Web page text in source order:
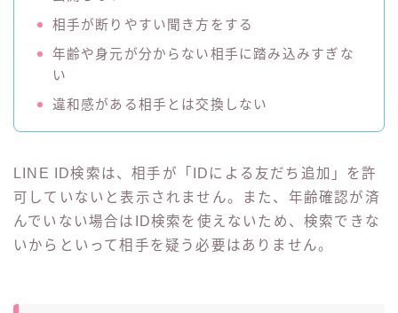
相手が断りやすい聞き方をする
年齢や身元が分からない相手に踏み込みすぎな
い
違和感がある相手とは交換しない
LINE ID検索は、相手が「IDによる友だち追加」を許
可していないと表示されません。また、年齢確認が済
んでいない場合はID検索を使えないため、検索できな
いからといって相手を疑う必要はありません。